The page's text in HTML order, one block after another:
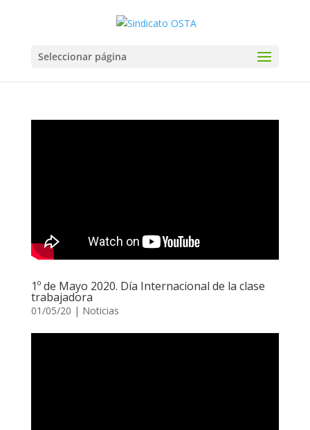
Seleccionar página
1º de Mayo 2020. Día Internacional de la clase
trabajadora
01/05/20 | Noticias